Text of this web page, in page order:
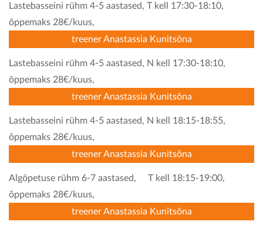
Lastebasseini rühm 4-5 aastased, T kell 17:30-18:10,
õppemaks 28€/kuus,
treener Anastassia Kunitsõna
Lastebasseini rühm 4-5 aastased, N kell 17:30-18:10,
õppemaks 28€/kuus,
treener Anastassia Kunitsõna
Lastebasseini rühm 4-5 aastased, N kell 18:15-18:55,
õppemaks 28€/kuus,
treener Anastassia Kunitsõna
Algõpetuse rühm 6-7 aastased, T kell 18:15-19:00,
õppemaks 28€/kuus,
treener Anastassia Kunitsõna